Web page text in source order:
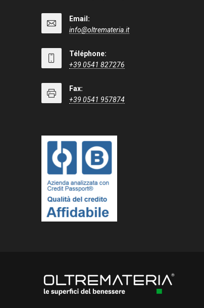
Email:
info@oltremateria.it
Téléphone:
+39 0541 827276
Fax:
+39 0541 957874